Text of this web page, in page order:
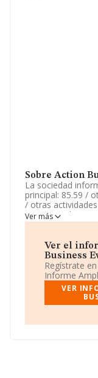
Sobre Action
La sociedad
principal: 85.59 /
/ otras
empresarial,
establecimientos
organización de.
Su CNAE
educación
y/o exportación.
Su email es
B88444377, se
Ver más
Ver el
Business
Regístrate
Informe
VER